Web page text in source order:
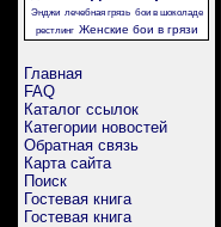
Энджи лечебная грязь бои в шоколаде
рестлинг Женские бои в грязи
Главная
FAQ
Каталог ссылок
Категории новостей
Обратная связь
Карта сайта
Поиск
Гостевая книга
Гостевая книга